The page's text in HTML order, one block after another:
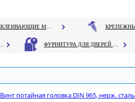
Винт потайная головка DIN 965, нерж. сталь